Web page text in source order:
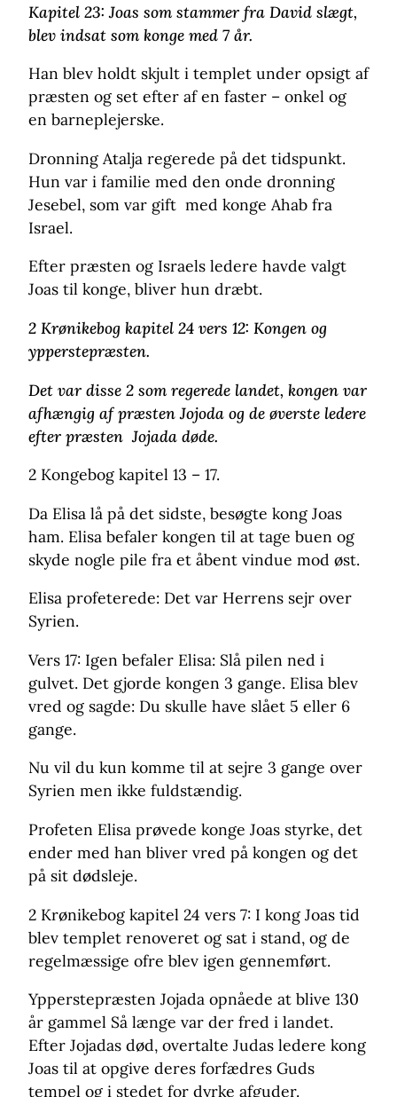
Kapitel 23: Joas som stammer fra David slægt,
blev indsat som konge med 7 år.
Han blev holdt skjult i templet under opsigt af
præsten og set efter af en faster – onkel og
en barneplejerske.
Dronning Atalja regerede på det tidspunkt.
Hun var i familie med den onde dronning
Jesebel, som var gift med konge Ahab fra
Israel.
Efter præsten og Israels ledere havde valgt
Joas til konge, bliver hun dræbt.
2 Krønikebog kapitel 24 vers 12: Kongen og
ypperstepræsten.
Det var disse 2 som regerede landet, kongen var
afhængig af præsten Jojoda og de øverste ledere
efter præsten Jojada døde.
2 Kongebog kapitel 13 – 17.
Da Elisa lå på det sidste, besøgte kong Joas
ham. Elisa befaler kongen til at tage buen og
skyde nogle pile fra et åbent vindue mod øst.
Elisa profeterede: Det var Herrens sejr over
Syrien.
Vers 17: Igen befaler Elisa: Slå pilen ned i
gulvet. Det gjorde kongen 3 gange. Elisa blev
vred og sagde: Du skulle have slået 5 eller 6
gange.
Nu vil du kun komme til at sejre 3 gange over
Syrien men ikke fuldstændig.
Profeten Elisa prøvede konge Joas styrke, det
ender med han bliver vred på kongen og det
på sit dødsleje.
2 Krønikebog kapitel 24 vers 7: I kong Joas tid
blev templet renoveret og sat i stand, og de
regelmæssige ofre blev igen gennemført.
Ypperstepræsten Jojada opnåede at blive 130
år gammel Så længe var der fred i landet.
Efter Jojadas død, overtalte Judas ledere kong
Joas til at opgive deres forfædres Guds
tempel og i stedet for dyrke afguder.